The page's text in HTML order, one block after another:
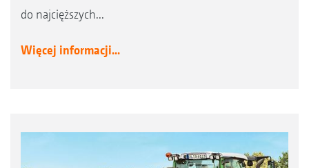
do najcięższych...
Więcej informacji...